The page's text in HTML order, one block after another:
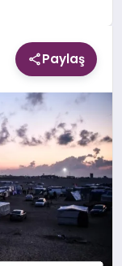
Paylaş